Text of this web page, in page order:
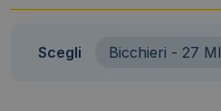
Scegli Bicchieri - 27 Ml